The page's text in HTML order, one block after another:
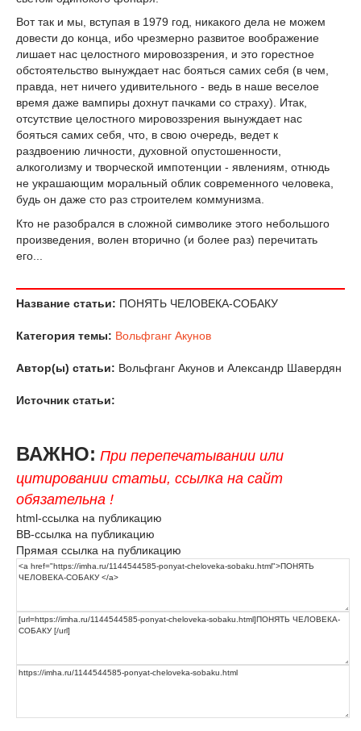
Вот так и мы, вступая в 1979 год, никакого дела не можем
довести до конца, ибо чрезмерно развитое воображение
лишает нас целостного мировоззрения, и это горестное
обстоятельство вынуждает нас бояться самих себя (в чем,
правда, нет ничего удивительного - ведь в наше веселое
время даже вампиры дохнут пачками со страху). Итак,
отсутствие целостного мировоззрения вынуждает нас
бояться самих себя, что, в свою очередь, ведет к
раздвоению личности, духовной опустошенности,
алкоголизму и творческой импотенции - явлениям, отнюдь
не украшающим моральный облик современного человека,
будь он даже сто раз строителем коммунизма.
Кто не разобрался в сложной символике этого небольшого
произведения, волен вторично (и более раз) перечитать
его...
Название статьи: ПОНЯТЬ ЧЕЛОВЕКА-СОБАКУ
Категория темы: Вольфганг Акунов
Автор(ы) статьи: Вольфганг Акунов и Александр Шавердян
Источник статьи:
ВАЖНО: При перепечатывании или
цитировании статьи, ссылка на сайт
обязательна !
html-ссылка на публикацию
BB-ссылка на публикацию
Прямая ссылка на публикацию